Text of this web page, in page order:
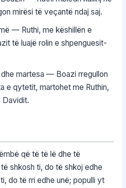
mirësi të veçantë ndaj saj.
— Ruthi, me këshillën e
të luajë rolin e shpenguesit-
martesa — Boazi rregullon
e qytetit, martohet me Ruthin,
Davidit.
që të të lë dhe të
shkosh ti, do të shkoj edhe
do të rri edhe unë; populli yt